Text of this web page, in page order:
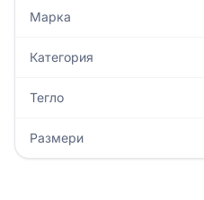
Марка
Категория
Тегло
Размери